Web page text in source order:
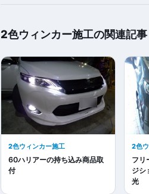
2色ウィンカー施工の関連記事
2色ウィンカー施工
60ハリアーの持ち込み商品取
付
2色
フリ
ジシ
光